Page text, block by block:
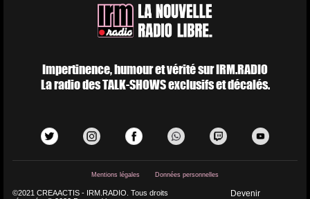
Impertinence, humour et vérité sur IRM.RADIO
La radio des TALK-SHOWS exclusifs et décalés.
Mentions légales Données personnelles
©2021 CREAACTIS - IRM.RADIO. Tous droits
Devenir